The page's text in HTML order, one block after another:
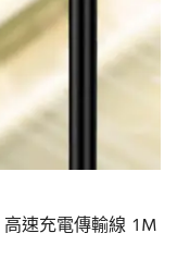
速充電傳輸線 1M